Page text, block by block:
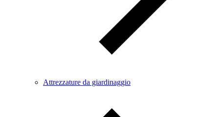
Attrezzature da giardinaggio